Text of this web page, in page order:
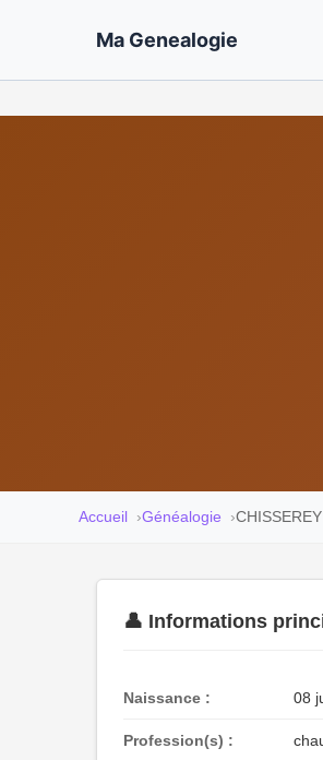
Ma Genealogie
Accueil Généalogie
👤 Informations
Naissance : 08
Profession(s) :